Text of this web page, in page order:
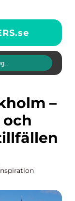
se